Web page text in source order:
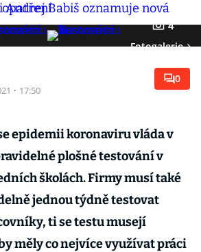
4
Fotogalerie
· 17:50
0
epidemii koronaviru vláda v
plošné testování v
školách. Firmy musí také
jednou týdně testovat
ti se testu musejí
měly co nejvíce využívat práci